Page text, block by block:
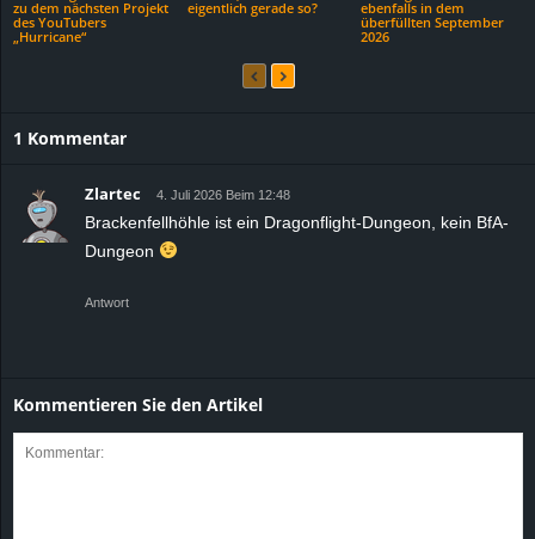
zu dem nächsten Projekt
des YouTubers
„Hurricane“
eigentlich gerade so?
ebenfalls in dem
überfüllten September
2026
1 Kommentar
Zlartec 4. Juli 2026 Beim 12:48
Brackenfellhöhle ist ein Dragonflight-Dungeon, kein BfA-
Dungeon
Antwort
Kommentieren Sie den Artikel